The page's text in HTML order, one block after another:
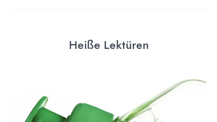
Heiße Lektüren